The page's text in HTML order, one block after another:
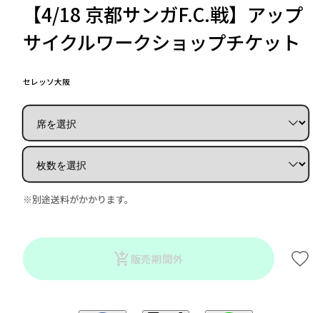
【4/18 京都サンガF.C.戦】アップ
サイクルワークショップチケット
セレッソ大阪
※別途送料がかかります。
販売期間外